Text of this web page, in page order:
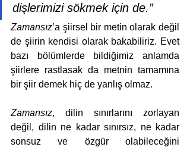
dişlerimizi sökmek için de.”
Zamansız’a şiirsel bir metin olarak değil
de şiirin kendisi olarak bakabiliriz. Evet
bazı bölümlerde bildiğimiz anlamda
şiirlere rastlasak da metnin tamamına
bir şiir demek hiç de yanlış olmaz.
Zamansız, dilin sınırlarını zorlayan
değil, dilin ne kadar sınırsız, ne kadar
sonsuz ve özgür olabileceğini